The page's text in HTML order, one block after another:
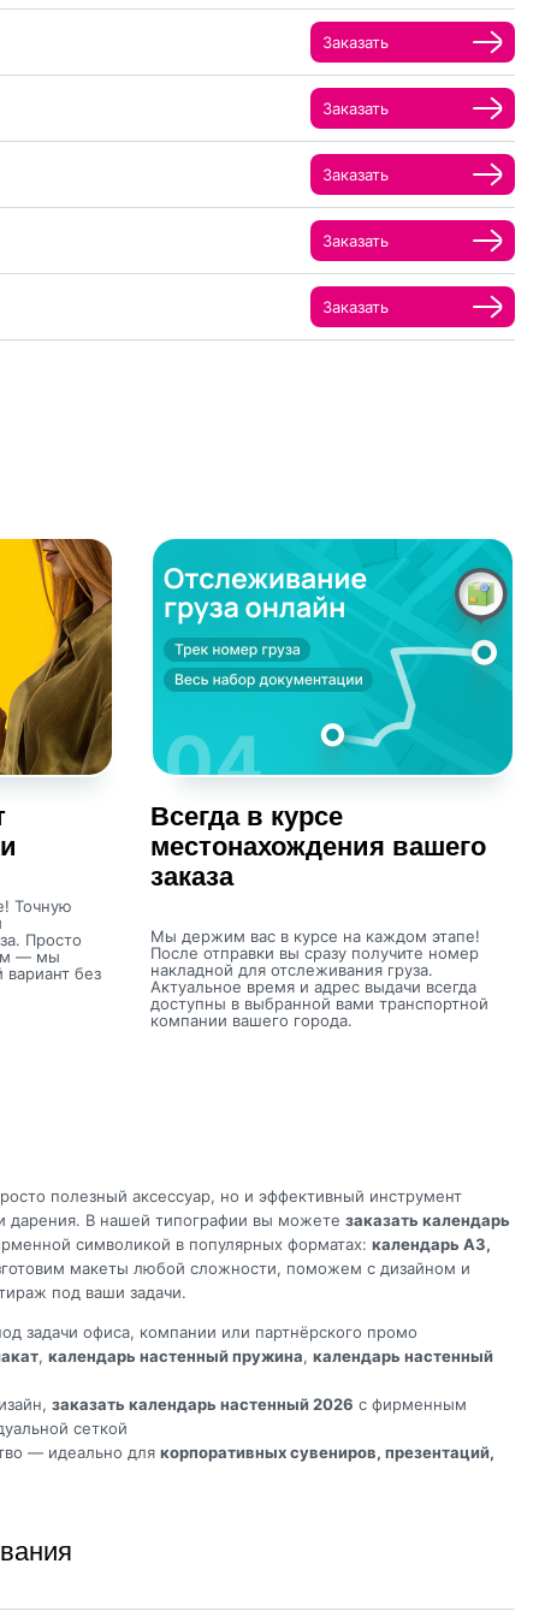
Заказать
Заказать
Заказать
Заказать
Заказать
Точную
Просто
— мы
без
Всегда в курсе
местонахождения вашего
заказа
Мы держим вас в курсе на каждом этапе!
После отправки вы сразу получите номер
накладной для отслеживания груза.
Актуальное время и адрес выдачи всегда
доступны в выбранной вами транспортной
компании вашего города.
полезный аксессуар, но и эффективный инструмент
дарения. В нашей типографии вы можете заказать календарь
символикой в популярных форматах: календарь А3,
макеты любой сложности, поможем с дизайном и
под ваши задачи.
задачи офиса, компании или партнёрского промо
, календарь настенный пружина, календарь настенный
заказать календарь настенный 2026 с фирменным
сеткой
— идеально для корпоративных сувениров, презентаций,